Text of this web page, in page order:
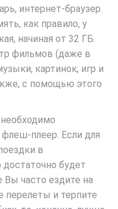
интернет-браузер.
как правило, у
начиная от 32 ГБ.
фильмов (даже в
картинок, игр и
с помощью этого
плеер. Если для
в
будет
Вы часто ездите на
перелеты и терпите